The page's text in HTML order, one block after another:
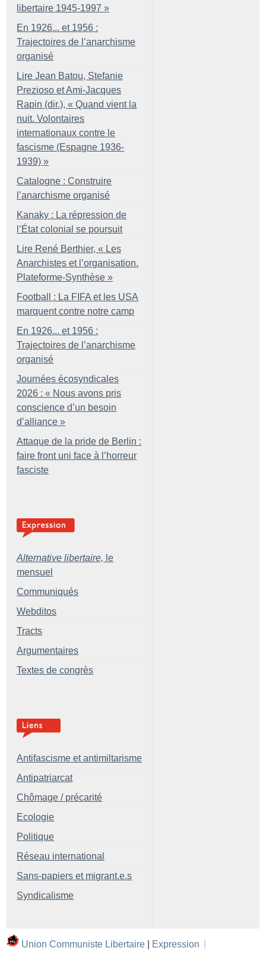
libertaire 1945-1997 »
En 1926... et 1956 :
Trajectoires de l’anarchisme
organisé
Lire Jean Batou, Stefanie
Prezioso et Ami-Jacques
Rapin (dir.), « Quand vient la
nuit. Volontaires
internationaux contre le
fascisme (Espagne 1936-
1939) »
Catalogne : Construire
l’anarchisme organisé
Kanaky : La répression de
l’État colonial se poursuit
Lire René Berthier, « Les
Anarchistes et l’organisation.
Plateforme-Synthèse »
Football : La FIFA et les USA
marquent contre notre camp
En 1926... et 1956 :
Trajectoires de l’anarchisme
organisé
Journées écosyndicales
2026 : « Nous avons pris
conscience d’un besoin
d’alliance »
Attaque de la pride de Berlin :
faire front uni face à l’horreur
fasciste
Alternative libertaire, le
mensuel
Communiqués
Webditos
Tracts
Argumentaires
Textes de congrès
Antifascisme et antimiltarisme
Antipatriarcat
Chômage / précarité
Ecologie
Politique
Réseau international
Sans-papiers et migrant.e.s
Syndicalisme
Union Communiste Libertaire | Expression